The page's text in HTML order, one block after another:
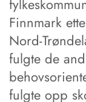
Finnmark
Nord-
fulgte de
fulgte opp